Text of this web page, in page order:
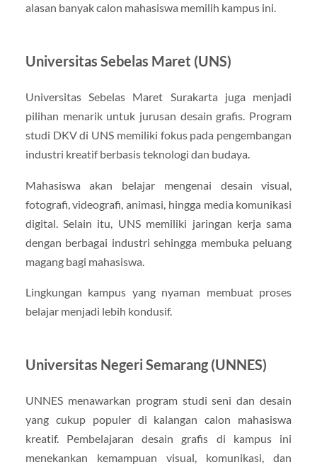
alasan banyak calon mahasiswa memilih kampus ini.
Universitas Sebelas Maret (UNS)
Universitas Sebelas Maret Surakarta juga menjadi
pilihan menarik untuk jurusan desain grafis. Program
studi DKV di UNS memiliki fokus pada pengembangan
industri kreatif berbasis teknologi dan budaya.
Mahasiswa akan belajar mengenai desain visual,
fotografi, videografi, animasi, hingga media komunikasi
digital. Selain itu, UNS memiliki jaringan kerja sama
dengan berbagai industri sehingga membuka peluang
magang bagi mahasiswa.
Lingkungan kampus yang nyaman membuat proses
belajar menjadi lebih kondusif.
Universitas Negeri Semarang (UNNES)
UNNES menawarkan program studi seni dan desain
yang cukup populer di kalangan calon mahasiswa
kreatif. Pembelajaran desain grafis di kampus ini
menekankan kemampuan visual, komunikasi, dan